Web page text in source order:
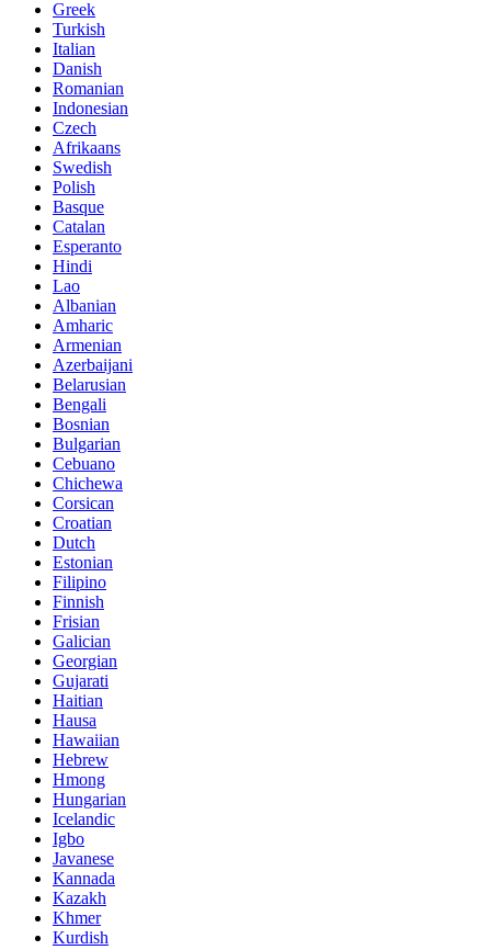
Greek
Turkish
Italian
Danish
Romanian
Indonesian
Czech
Afrikaans
Swedish
Polish
Basque
Catalan
Esperanto
Hindi
Lao
Albanian
Amharic
Armenian
Azerbaijani
Belarusian
Bengali
Bosnian
Bulgarian
Cebuano
Chichewa
Corsican
Croatian
Dutch
Estonian
Filipino
Finnish
Frisian
Galician
Georgian
Gujarati
Haitian
Hausa
Hawaiian
Hebrew
Hmong
Hungarian
Icelandic
Igbo
Javanese
Kannada
Kazakh
Khmer
Kurdish